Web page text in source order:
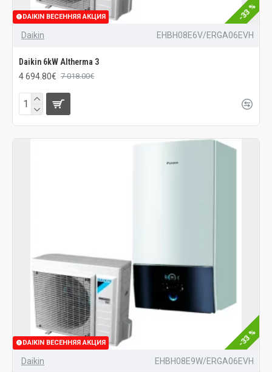
DAIKIN ВЕСЕННЯЯ АКЦИЯ -33 %
Daikin EHBH08E6V/ERGA06EVH
Daikin 6kW Altherma 3
4 694.80€ 7 018.00€
DAIKIN ВЕСЕННЯЯ АКЦИЯ -33 %
Daikin EHBH08E9W/ERGA06EVH